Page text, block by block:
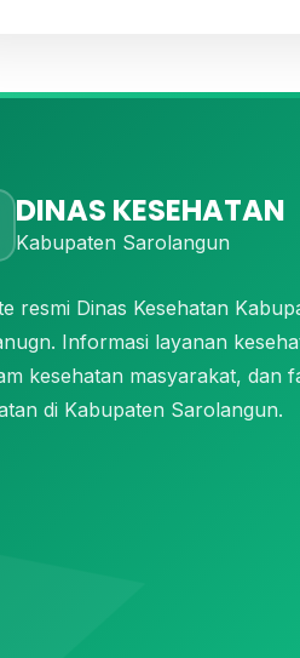
DINAS KESEHATAN
Kabupaten Sarolangun
resmi Dinas Kesehatan
Informasi layanan
kesehatan masyarakat, dan
di Kabupaten Sarolangun.